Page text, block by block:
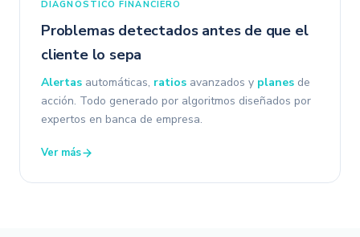
DIAGNÓSTICO FINANCIERO
Problemas detectados antes de que el
cliente lo sepa
Alertas automáticas, ratios avanzados y planes de
acción. Todo generado por algoritmos diseñados por
expertos en banca de empresa.
Ver más